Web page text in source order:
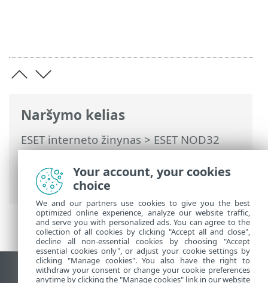
Naršymo kelias
ESET interneto žinynas>ESET NOD32
Antivirus>DUK> Kaip išspręsti produkto
išaktyvinimo problemą naudojant ESET
HOME
Rodyti darbalaukio tinklavietę
Your account, your cookies
choice
We and our partners use cookies to give you the best
optimized online experience, analyze our website traffic,
and serve you with personalized ads. You can agree to the
collection of all cookies by clicking "Accept all and close",
decline all non-essential cookies by choosing "Accept
essential cookies only", or adjust your cookie settings by
clicking "Manage cookies". You also have the right to
withdraw your consent or change your cookie preferences
anytime by clicking the "Manage cookies" link in our website